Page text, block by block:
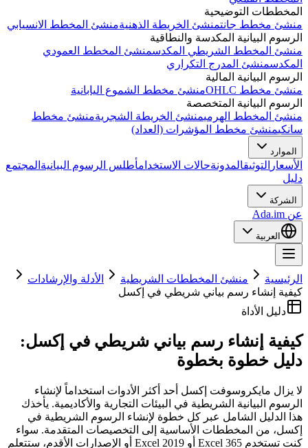
المخططات التوضيحية
منشئ مخطط جانتمنشئ الخريطة الذهنيةمنشئ المخطط الانسيابي
الرسوم البيانية المكدسة والنطاقية
منشئ المخطط الشريطي المكدسمنشئ المخطط العمودي
المكدسمنشئ المدرج التكراري
الرسوم البيانية المالية
منشئ مخطط OHLC
منشئ مخطط الشموع اليابانية
الرسوم البيانية المتخصصة
منشئ المخطط الهرميمنشئ الخريطة الشجريةمنشئ مخطط
سانكيمنشئ مخطط المؤشرات (العداد)
الموارد
الأسعار التوثيقالمدونةحالات الاستخدامأطلس الرسوم البيانية المجتمع
دليل
الشركة
عن Ada.im
العربية
الرئيسية منشئ المخططات الشريطية
الأدلة والإرشادات
كيفية إنشاء رسم بياني شريطي في إكسل
دليل الأداة
كيفية إنشاء رسم بياني شريطي في إكسل:
دليل خطوة بخطوة
لا يزال مايكروسوفت إكسل أحد أكثر الأدوات استخداماً لإنشاء
الرسوم البيانية الشريطية في البيئات التجارية والأكاديمية. يأخذك
هذا الدليل الشامل عبر كل خطوة لإنشاء الرسوم الشريطية في
إكسل، من المخططات الأساسية إلى التخصيصات المتقدمة. سواء
كنت تستخدم Excel 365 أو Excel 2019 أو الإصدارات الأقدم، ستتعلم